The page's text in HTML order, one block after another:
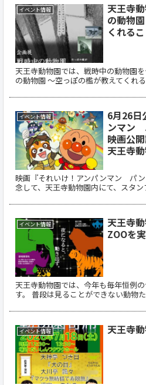
イベント情報
天王寺
の動物
くれる
天王寺動物園では、戦時中の動物園
の動物園 ～空っぽの檻が教えてくれ
イベント情報
6月26日
ンマン
映画公
天王寺
映画『それいけ！アンパンマン パ
念して、天王寺動物園内にて、スタ
イベント情報
天王寺
ZOOを
天王寺動物園では、今年も毎年恒例
す。 普段は見ることができない動物
イベント情報 天王寺